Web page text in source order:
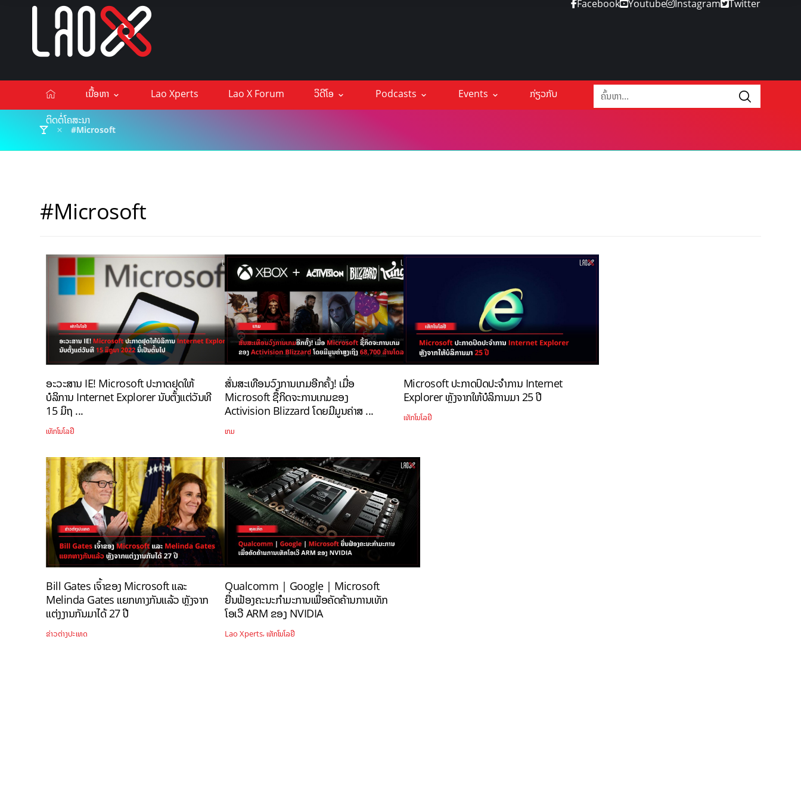
Facebook Youtube Instagram Twitter
ເນື້ອຫາ Lao Xperts Lao X Forum ວິດີໂອ Podcasts Events
ກ່ຽວກັບ
ຕິດຕໍ່ໂຄສະນາ
#Microsoft
#Microsoft
ອະວະສານ IE! Microsoft ປະກາດຢຸດໃຫ້
ບໍລິການ Internet Explorer ນັບຕັ້ງແຕ່ວັນທີ
15 ມິຖ ...
ເທັກໂນໂລຢີ
ສັ່ນສະເທືອນວົງການເກມອີກຄັ້ງ! ເມື່ອ
Microsoft ຊື້ກິດຈະການເກມຂອງ
Activision Blizzard ໂດຍມີມູນຄ່າສ ...
ເກມ
Microsoft ປະກາດປົດປະຈຳການ Internet
Explorer ຫຼັງຈາກໃຫ້ບໍລິການມາ 25 ປີ
ເທັກໂນໂລຢີ
Bill Gates ເຈົ້າຂອງ Microsoft ແລະ
Melinda Gates ແຍກທາງກັນແລ້ວ ຫຼັງຈາກ
ແຕ່ງງານກັນມາໄດ້ 27 ປີ
ຂ່າວຕ່າງປະເທດ
Qualcomm | Google | Microsoft
ຍື່ນຟ້ອງຄະນະກຳມະການເພື່ອຄັດຄ້ານການເທັກ
ໂອເວີ ARM ຂອງ NVIDIA
Lao Xperts,ເທັກໂນໂລຢີ